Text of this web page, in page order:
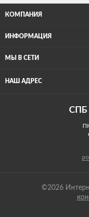
КОМПАНИЯ
ИНФОРМАЦИЯ
МЫ В СЕТИ
НАШ АДРЕС
СПБ
©2026